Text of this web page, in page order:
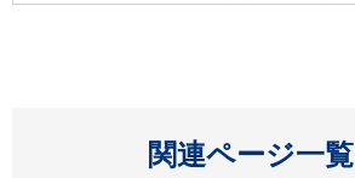
関連ページ一覧
開く